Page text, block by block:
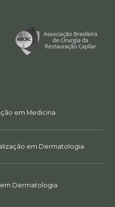
em Medicina
em Dermatologia
Dermatologia